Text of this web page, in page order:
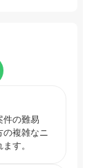
件の難易
の複雑なニ
す。